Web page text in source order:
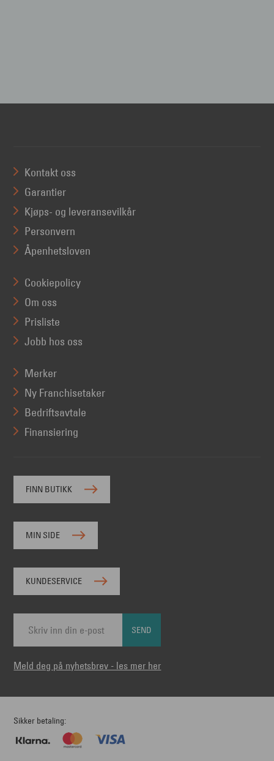
Kontakt oss
Garantier
Kjøps- og leveransevilkår
Personvern
Åpenhetsloven
Cookiepolicy
Om oss
Prisliste
Jobb hos oss
Merker
Ny Franchisetaker
Bedriftsavtale
Finansiering
FINN BUTIKK
MIN SIDE
KUNDESERVICE
SEND
Meld deg på nyhetsbrev - les mer her
Sikker betaling